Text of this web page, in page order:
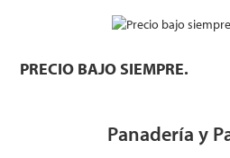
PRECIO BAJO SIEMPRE.
Panadería y